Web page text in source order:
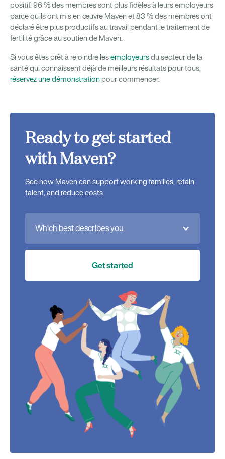
positif. 96 % des membres sont plus fidèles à leurs employeurs
parce qu'ils ont mis en œuvre Maven et 83 % des membres ont
déclaré être plus productifs au travail pendant le traitement de
fertilité grâce au soutien de Maven.
Si vous êtes prêt à rejoindre lesemployeursdu secteur de la
santé qui connaissent déjà de meilleurs résultats pour tous,
réservez une démonstration pour commencer.
Ready to get started
with Maven?
See how Maven can support working families, retain
talent, and reduce costs
Which best describes you
Get started